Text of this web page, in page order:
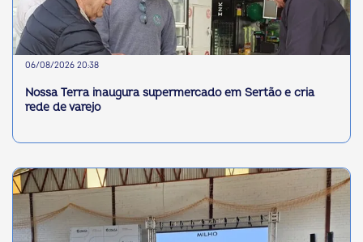
06/08/2026 20:38
Nossa Terra inaugura supermercado em Sertão e cria
rede de varejo